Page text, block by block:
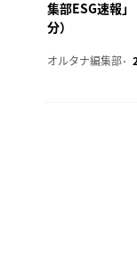
集部ESG速報
分）
オルタナ編集部